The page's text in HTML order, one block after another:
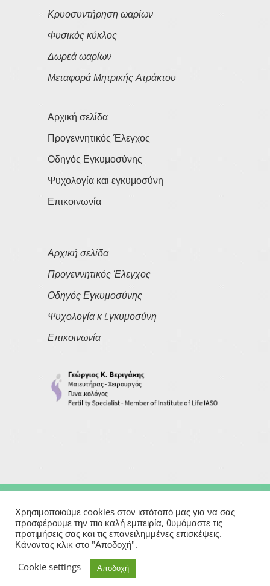
Κρυοσυντήρηση ωαρίων
Φυσικός κύκλος
Δωρεά ωαρίων
Μεταφορά Μητρικής Ατράκτου
Αρχική σελίδα
Προγεννητικός Έλεγχος
Οδηγός Εγκυμοσύνης
Ψυχολογία και εγκυμοσύνη
Επικοινωνία
Αρχική σελίδα
Προγεννητικός Έλεγχος
Οδηγός Εγκυμοσύνης
Ψυχολογία κ Eγκυμοσύνη
Επικοινωνία
Copyright © 2026Georgios Verigakis| All Rights Reserved
Powered By
Μαιευτήρας | Γυναικολόγος | Χειρουργός | Εξωσωματική
Χρησιμοποιούμε cookies στον ιστότοπό μας για να σας
προσφέρουμε την πιο καλή εμπειρία, θυμόμαστε τις
προτιμήσεις σας και τις επανειλημμένες επισκέψεις.
Κάνοντας κλικ στο "Αποδοχή".
Cookie settings
Αποδοχή